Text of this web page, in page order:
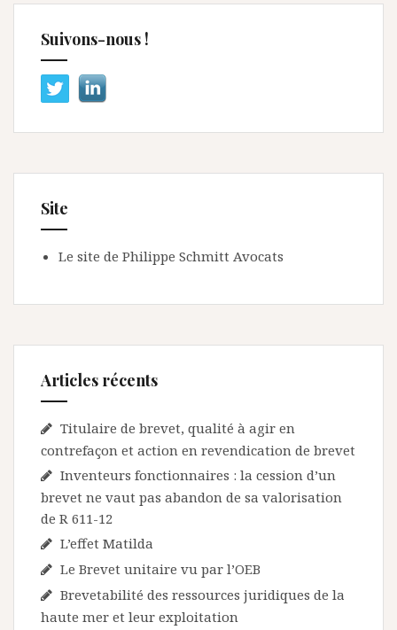
Suivons-nous !
Site
Le site de Philippe Schmitt Avocats
Articles récents
Titulaire de brevet, qualité à agir en
contrefaçon et action en revendication de brevet
Inventeurs fonctionnaires : la cession d’un
brevet ne vaut pas abandon de sa valorisation
de R 611-12
L’effet Matilda
Le Brevet unitaire vu par l’OEB
Brevetabilité des ressources juridiques de la
haute mer et leur exploitation